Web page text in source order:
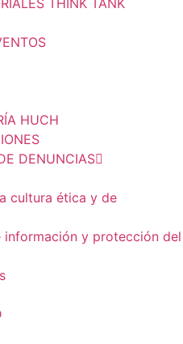
THINK TANK
HUCH
DENUNCIAS
cultura ética y de
información y protección del